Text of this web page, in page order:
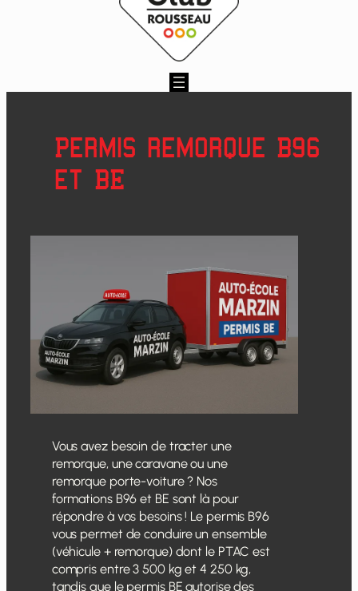
Permis remorque B96
et BE
Vous avez besoin de tracter une
remorque, une caravane ou une
remorque porte-voiture ? Nos
formations B96 et BE sont là pour
répondre à vos besoins ! Le permis B96
vous permet de conduire un ensemble
(véhicule + remorque) dont le PTAC est
compris entre 3 500 kg et 4 250 kg,
tandis que le permis BE autorise des